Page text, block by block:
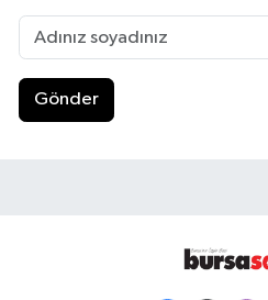
Gönder